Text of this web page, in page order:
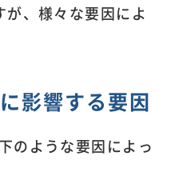
、様々な要因によ
影響する要因
のような要因によっ